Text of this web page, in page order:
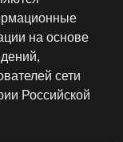
на основе
сети
Российской